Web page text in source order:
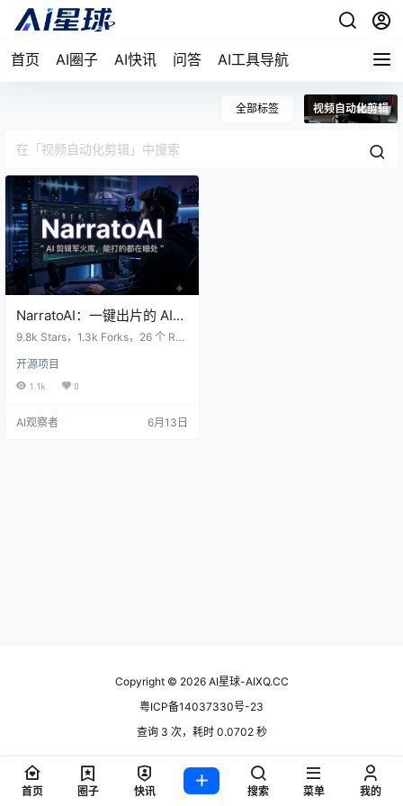
首页 AI圈子 AI快讯 问答 AI工具导航
全部标签 视频自动化剪辑
NarratoAI：一键出片的 AI
影视解说工具，单兵作战的
9.8k Stars，1.3k Forks，26 个 Rel
个数字在 AI 视频生成赛道里不算最
大，但增速够快。看到这些数据的
AI 视频生成相关的仓库少说有几十
开源项目
1.1k 0
AI观察者 6月13日
Copyright © 2026AI星球-AIXQ.CC
粤ICP备14037330号-23
查询 3 次，耗时 0.0702 秒
首页 圈子 快讯 搜索 菜单 我的